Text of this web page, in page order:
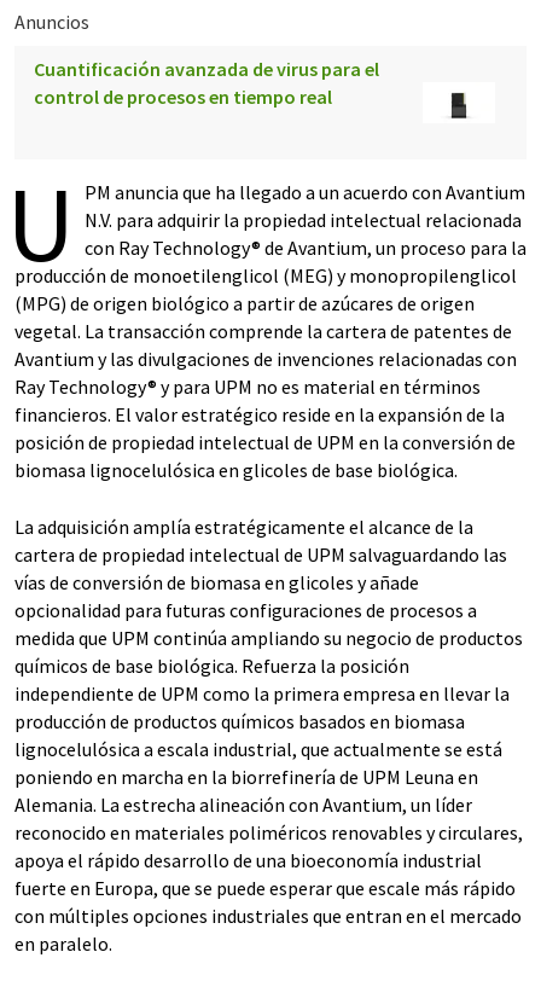
Anuncios
Cuantificación avanzada de virus para el
control de procesos en tiempo real
U
PM anuncia que ha llegado a un acuerdo con Avantium
N.V. para adquirir la propiedad intelectual relacionada
con Ray Technology® de Avantium, un proceso para la
producción de monoetilenglicol (MEG) y monopropilenglicol
(MPG) de origen biológico a partir de azúcares de origen
vegetal. La transacción comprende la cartera de patentes de
Avantium y las divulgaciones de invenciones relacionadas con
Ray Technology® y para UPM no es material en términos
financieros. El valor estratégico reside en la expansión de la
posición de propiedad intelectual de UPM en la conversión de
biomasa lignocelulósica en glicoles de base biológica.
La adquisición amplía estratégicamente el alcance de la
cartera de propiedad intelectual de UPM salvaguardando las
vías de conversión de biomasa en glicoles y añade
opcionalidad para futuras configuraciones de procesos a
medida que UPM continúa ampliando su negocio de productos
químicos de base biológica. Refuerza la posición
independiente de UPM como la primera empresa en llevar la
producción de productos químicos basados en biomasa
lignocelulósica a escala industrial, que actualmente se está
poniendo en marcha en la biorrefinería de UPM Leuna en
Alemania. La estrecha alineación con Avantium, un líder
reconocido en materiales poliméricos renovables y circulares,
apoya el rápido desarrollo de una bioeconomía industrial
fuerte en Europa, que se puede esperar que escale más rápido
con múltiples opciones industriales que entran en el mercado
en paralelo.